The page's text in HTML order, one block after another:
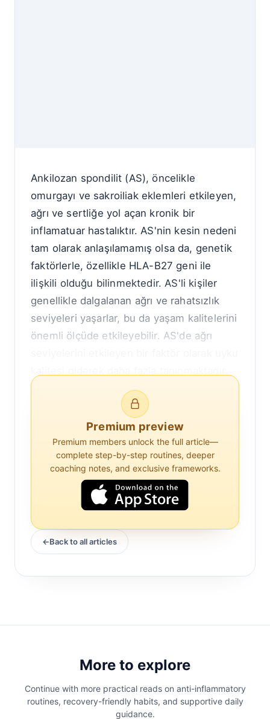
Ankilozan spondilit (AS), öncelikle
omurgayı ve sakroiliak eklemleri etkileyen,
ağrı ve sertliğe yol açan kronik bir
inflamatuar hastalıktır. AS'nin kesin nedeni
tam olarak anlaşılamamış olsa da, genetik
faktörlerle, özellikle HLA-B27 geni ile
ilişkili olduğu bilinmektedir. AS'li kişiler
genellikle dalgalanan ağrı ve rahatsızlık
seviyeleri yaşarlar, bu da yaşam kalitelerini
önemli ölçüde etkileyebilir. AS'de ağrı
Ankilozan spondilitte uyku ve ağrı
arasındaki ilişkiyi anlamak, hem ilgili
fizyolojik mekanizmalara hem de kötü
uykuya katkıda bulunan yaşam tarzı
faktörlerine daha yakından bakmayı
gerektirir. Uyku bozuklukları, AS'li
bireylerde yaygındır ve bu bozukluklar
ağrıyı şiddetlendirebilir, kırılması zor bir
kısır döngü yaratabilir.
düzenlemeye ve anıları pekiştirmeye
yardımcı olan çeşitli süreçlerden geçer.
Önemli olarak, uyku aynı zamanda ağrıyı
Premium preview
Premium members unlock the full article—
complete step-by-step routines, deeper
coaching notes, and exclusive frameworks.
Back to all articles
More to explore
Continue with more practical reads on anti-inflammatory
routines, recovery-friendly habits, and supportive daily
guidance.